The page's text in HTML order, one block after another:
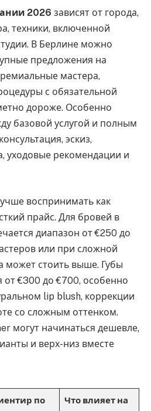
2026 зависят от города,
техники, включенной
В Берлине можно
предложения на
мастера,
с обязательной
дороже. Особенно
базовой услугой и полным
эскиз,
уходовые рекомендации и
воспринимать как
прайс. Для бровей в
диапазон от €250 до
или при сложной
может стоить выше. Губы
от €300 до €700, особенно
lip blush, коррекции
со сложным оттенком.
могут начинаться дешевле,
и верх-низ вместе
по
Что влияет на